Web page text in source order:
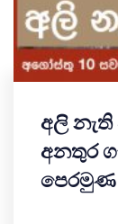
අලි
අනතුර